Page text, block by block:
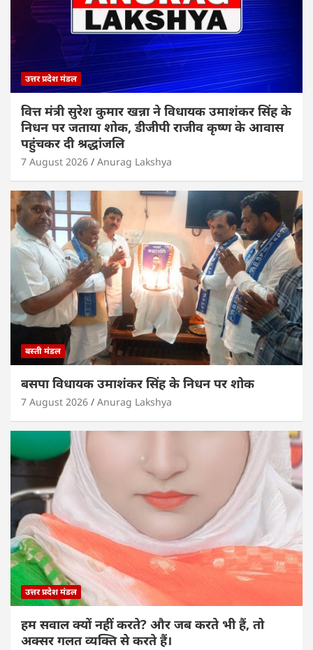
उत्तर प्रदेश मंडल
वित्त मंत्री सुरेश कुमार खन्ना ने विधायक उमाशंकर सिंह के
निधन पर जताया शोक, डीजीपी राजीव कृष्ण के आवास
पहुंचकर दी श्रद्धांजलि
7 August 2026 Anurag Lakshya
बस्ती मंडल
बसपा विधायक उमाशंकर सिंह के निधन पर शोक
7 August 2026 Anurag Lakshya
उत्तर प्रदेश मंडल
हम सवाल क्यों नहीं करते? और जब करते भी हैं, तो
अक्सर गलत व्यक्ति से करते हैं।